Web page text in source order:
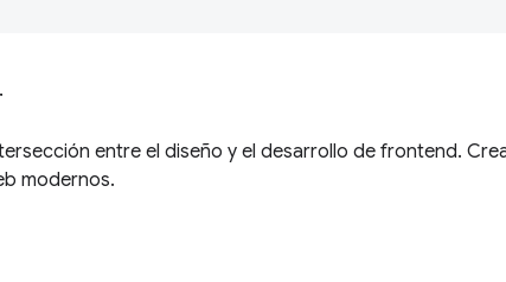
entre el diseño y el desarrollo de frontend.
modernos.